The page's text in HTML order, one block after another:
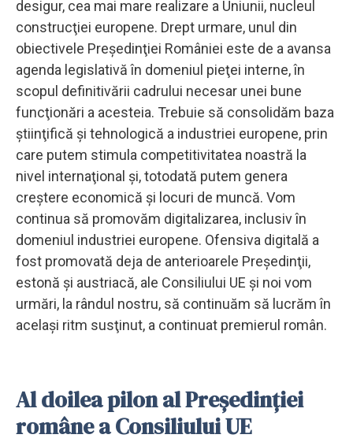
desigur, cea mai mare realizare a Uniunii, nucleul
construcţiei europene. Drept urmare, unul din
obiectivele Preşedinţiei României este de a avansa
agenda legislativă în domeniul pieţei interne, în
scopul definitivării cadrului necesar unei bune
funcţionări a acesteia. Trebuie să consolidăm baza
ştiinţifică şi tehnologică a industriei europene, prin
care putem stimula competitivitatea noastră la
nivel internaţional şi, totodată putem genera
creştere economică şi locuri de muncă. Vom
continua să promovăm digitalizarea, inclusiv în
domeniul industriei europene. Ofensiva digitală a
fost promovată deja de anterioarele Preşedinţii,
estonă şi austriacă, ale Consiliului UE şi noi vom
urmări, la rândul nostru, să continuăm să lucrăm în
acelaşi ritm susţinut, a continuat premierul român.
Al doilea pilon al Preşedinţiei
române a Consiliului UE